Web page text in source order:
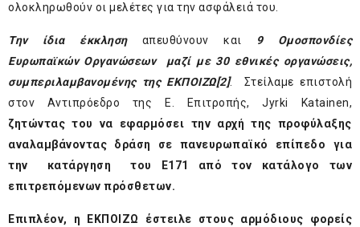
ολοκληρωθούν οι μελέτες για την ασφάλειά του.
Την ίδια έκκλησηαπευθύνουν και
9 Ομοσπονδίες
Ευρωπαϊκών Οργανώσεων μαζί με 30 εθνικές οργανώσεις,
συμπεριλαμβανομένης της ΕΚΠΟΙΖΩ[2]. Στείλαμε επιστολή
στον Αντιπρόεδρο της Ε. Επιτροπής, Jyrki Katainen,
ζητώντας του να εφαρμόσει την αρχή της προφύλαξης
αναλαμβάνοντας δράση σε πανευρωπαϊκό επίπεδο για
την κατάργηση του Ε171 από τον κατάλογο των
επιτρεπόμενων πρόσθετων.
Επιπλέον, η ΕΚΠΟΙΖΩ έστειλε στους αρμόδιους φορείς